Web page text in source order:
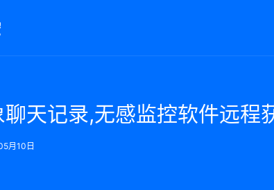
天记录,无感监控软件远程
月10日